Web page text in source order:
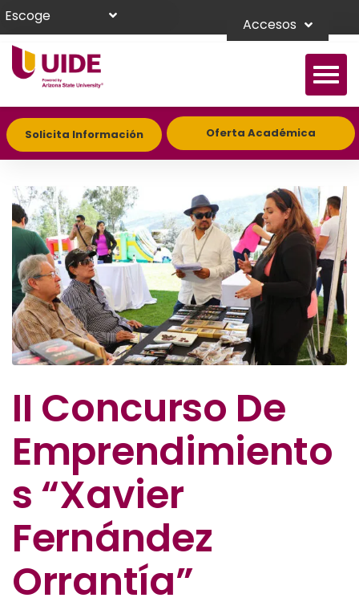
Escoge Accesos
Solicita Información Oferta Académica
II Concurso De
Emprendimiento
S “Xavier
Fernández
Orrantía”